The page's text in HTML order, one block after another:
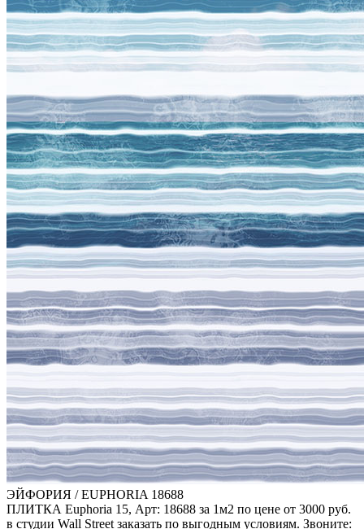
ЭЙФОРИЯ / EUPHORIA 18688
ПЛИТКА Euphoria 15, Арт: 18688 за 1м2 по цене от 3000 руб.
в студии Wall Street заказать по выгодным условиям. Звоните: